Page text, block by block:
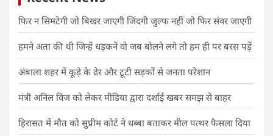
फिर न सिमटेगी जो बिखर जाएगी जिंदगी जुल्फ नहीं जो फिर संवर जाएगी
हमने अता की थी जिन्हें धड़कनें वो जब बोलने लगे तो हम ही पर बरस पड़ें
अंबाला शहर में कूड़े के ढेर और टूटी सड़कों से जनता परेशान
मंत्री अनिल विज को लेकर मीडिया द्वारा दर्शाई खबर समझ से बाहर
हिरासत में मौत को सुप्रीम कोर्ट ने धब्बा बताकर मील पत्थर फैसला दिया